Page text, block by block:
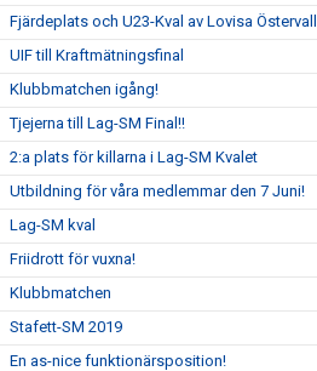
Fjärdeplats och U23-Kval av Lovisa Östervall
UIF till Kraftmätningsfinal
Klubbmatchen igång!
Tjejerna till Lag-SM Final!!
2:a plats för killarna i Lag-SM Kvalet
Utbildning för våra medlemmar den 7 Juni!
Lag-SM kval
Friidrott för vuxna!
Klubbmatchen
Stafett-SM 2019
En as-nice funktionärsposition!